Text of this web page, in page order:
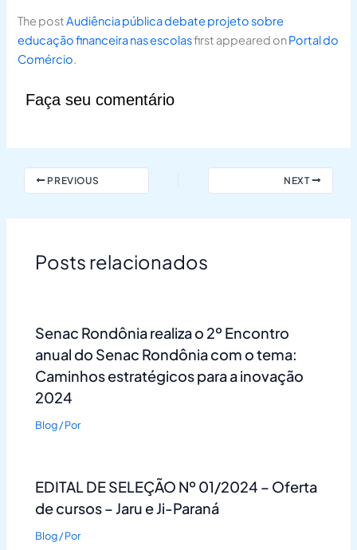
The postAudiência pública debate projeto sobre
educação financeira nas escolasfirst appeared onPortal do
Comércio.
Faça seu comentário
PREVIOUS NEXT
Posts relacionados
Senac Rondônia realiza o 2º Encontro
anual do Senac Rondônia com o tema:
Caminhos estratégicos para a inovação
2024
Blog/ Por
EDITAL DE SELEÇÃO Nº 01/2024 – Oferta
de cursos – Jaru e Ji-Paraná
Blog/ Por